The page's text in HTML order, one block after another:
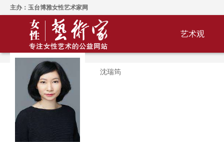
主办：玉台博雅女性艺术家网
艺术观
沈瑞筠